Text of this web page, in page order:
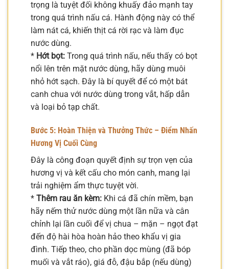
trọng là tuyệt đối không khuấy đảo mạnh tay
trong quá trình nấu cá. Hành động này có thể
làm nát cá, khiến thịt cá rời rạc và làm đục
nước dùng.
* Hớt bọt: Trong quá trình nấu, nếu thấy có bọt
nổi lên trên mặt nước dùng, hãy dùng muôi
nhỏ hớt sạch. Đây là bí quyết để có một bát
canh chua với nước dùng trong vắt, hấp dẫn
và loại bỏ tạp chất.
Bước 5: Hoàn Thiện và Thưởng Thức – Điểm Nhấn
Hương Vị Cuối Cùng
Đây là công đoạn quyết định sự trọn vẹn của
hương vị và kết cấu cho món canh, mang lại
trải nghiệm ẩm thực tuyệt vời.
* Thêm rau ăn kèm: Khi cá đã chín mềm, bạn
hãy nếm thử nước dùng một lần nữa và cân
chỉnh lại lần cuối để vị chua – mặn – ngọt đạt
đến độ hài hòa hoàn hảo theo khẩu vị gia
đình. Tiếp theo, cho phần dọc mùng (đã bóp
muối và vắt ráo), giá đỗ, đậu bắp (nếu dùng)